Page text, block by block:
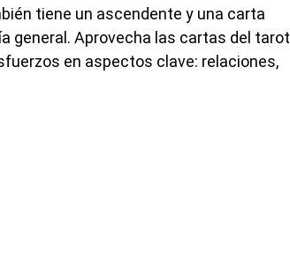
tiene un ascendente y una carta
general. Aprovecha las cartas del tarot
en aspectos clave: relaciones,